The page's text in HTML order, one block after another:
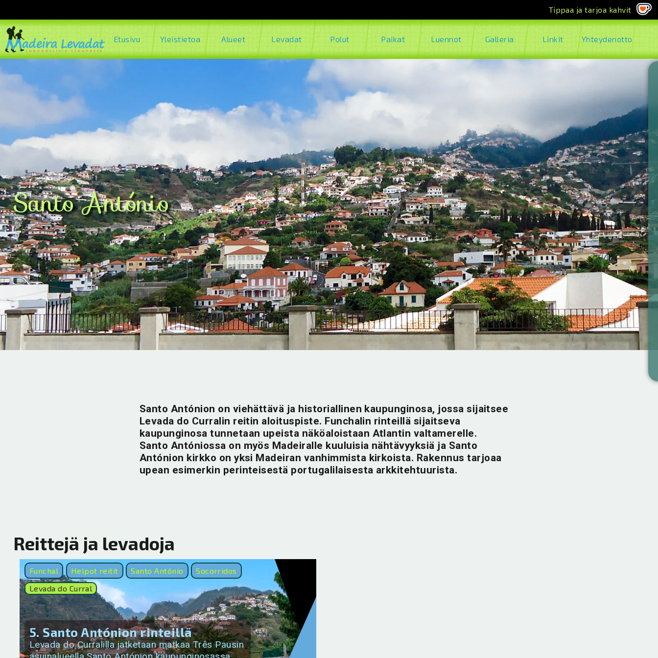
Tippaa ja tarjoa kahvit
Etusivu Yleistietoa Alueet Levadat Polut Paikat Luennot Galleria Linkit Yhteydenotto
Santo António
Santo Antónion on viehättävä ja historiallinen kaupunginosa, jossa sijaitsee
Levada do Curralin reitin aloituspiste. Funchalin rinteillä sijaitseva
kaupunginosa tunnetaan upeista näköaloistaan Atlantin valtamerelle.
Santo Antóniossa on myös Madeiralle kuuluisia nähtävyyksiä ja Santo
Antónion kirkko on yksi Madeiran vanhimmista kirkoista. Rakennus tarjoaa
upean esimerkin perinteisestä portugalilaisesta arkkitehtuurista.
Reittejä ja levadoja
Funchal Helpot reitit Santo António
Socorridos
Levada do Curral
5. Santo Antónion rinteillä
Levada do Curralilla jatketaan matkaa Três Pausin